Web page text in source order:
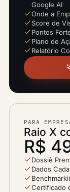
Google AI
Onde a
Score de
Pontos
Plano de
Relatório
PARA
Raio X
R$
Dossiê
Dados
Certificado